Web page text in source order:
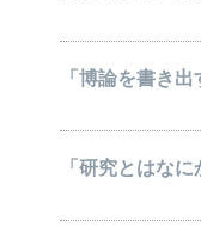
「博論を書き
「研究とはなに